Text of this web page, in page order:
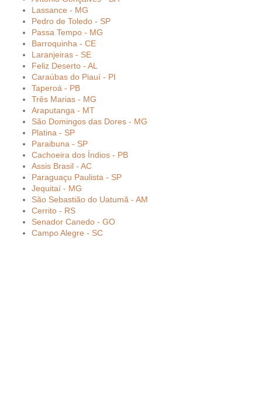
Lassance - MG
Pedro de Toledo - SP
Passa Tempo - MG
Barroquinha - CE
Laranjeiras - SE
Feliz Deserto - AL
Caraúbas do Piauí - PI
Taperoá - PB
Três Marias - MG
Araputanga - MT
São Domingos das Dores - MG
Platina - SP
Paraibuna - SP
Cachoeira dos Índios - PB
Assis Brasil - AC
Paraguaçu Paulista - SP
Jequitaí - MG
São Sebastião do Uatumã - AM
Cerrito - RS
Senador Canedo - GO
Campo Alegre - SC